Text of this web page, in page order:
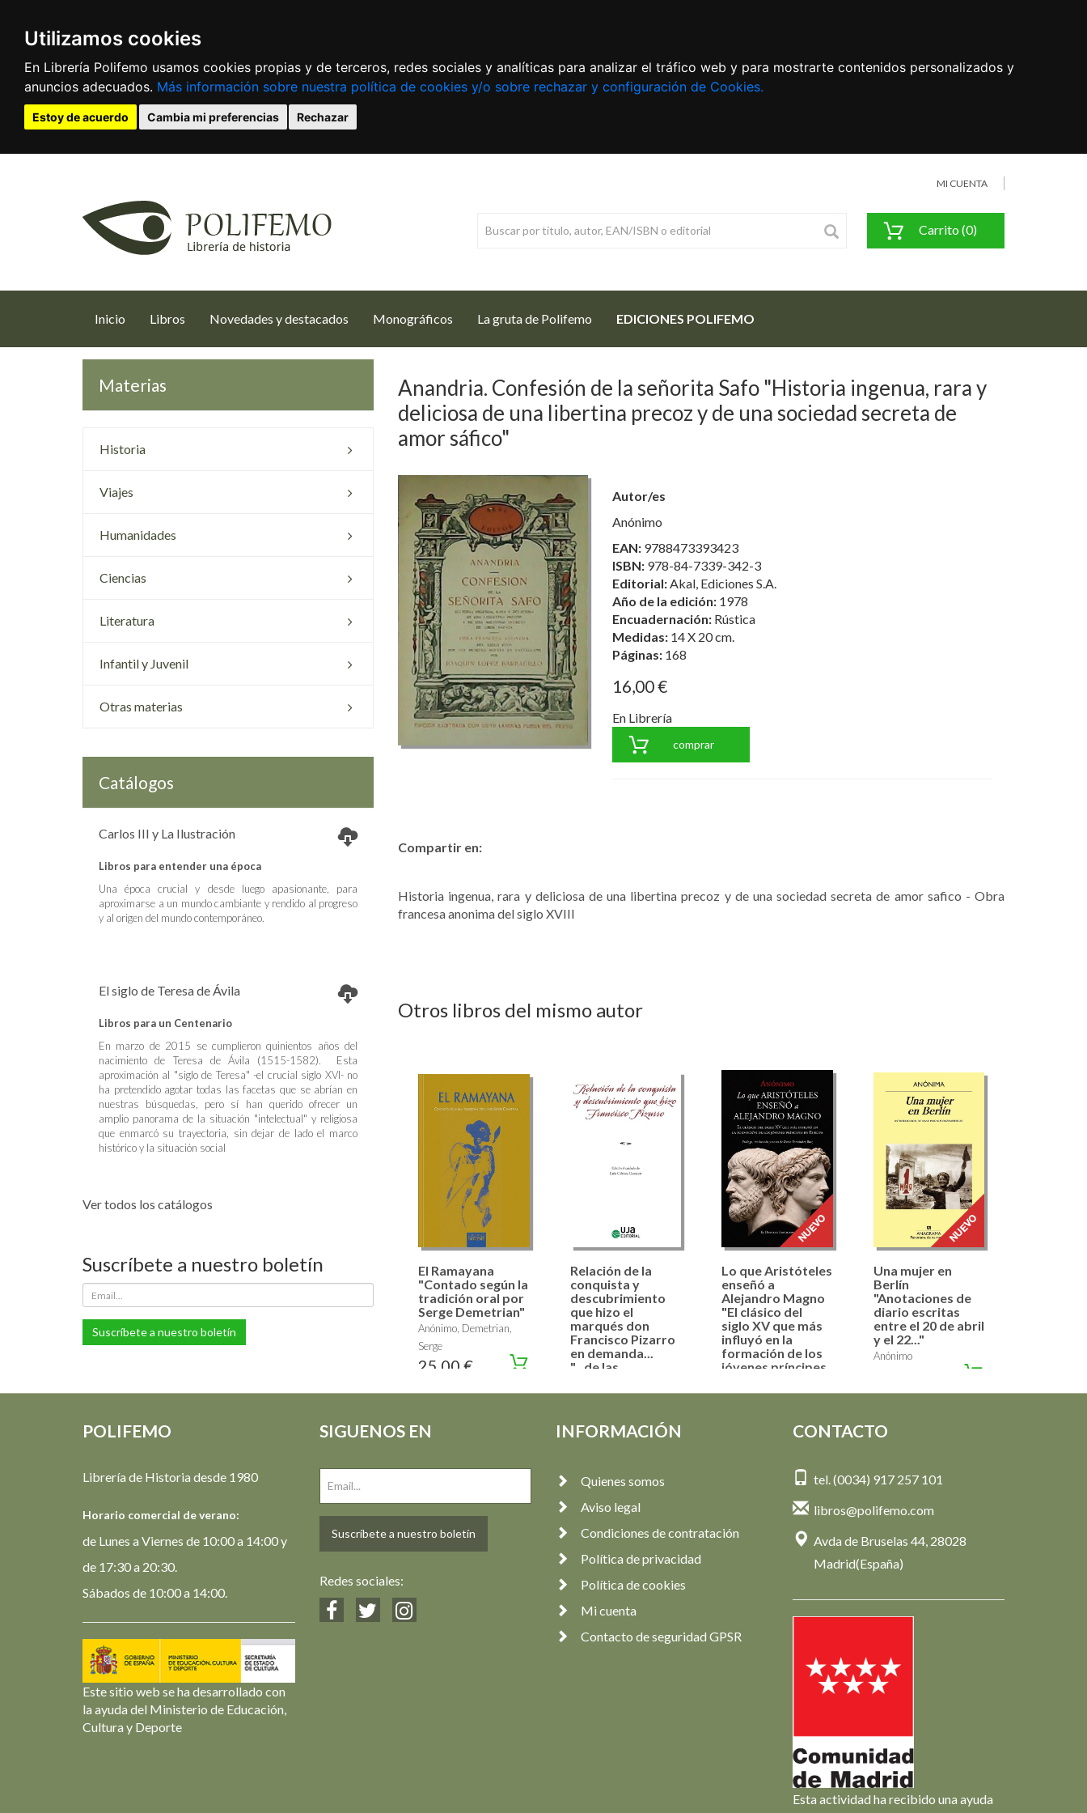
Utilizamos cookies
En Librería Polifemo usamos cookies propias y de terceros, redes sociales y analíticas para analizar el tráfico web y para mostrarte contenidos personalizados y
anuncios adecuados. Más información sobre nuestra política de cookies y/o sobre rechazar y configuración de Cookies.
Estoy de acuerdo Cambia mi preferencias Rechazar
MI CUENTA
Carrito (0)
Inicio (current)
Libros Novedades y destacados Monográficos La gruta de Polifemo EDICIONES POLIFEMO
Materias
Historia
Viajes
Humanidades
Ciencias
Literatura
Infantil y Juvenil
Otras materias
Catálogos
Carlos III y La Ilustración
Libros para entender una época
Una época crucial y desde luego apasionante, para
aproximarse a un mundo cambiante y rendido al progreso
y al origen del mundo contemporáneo.
El siglo de Teresa de Ávila
Libros para un Centenario
En marzo de 2015 se cumplieron quinientos años del
nacimiento de Teresa de Ávila (1515-1582). Esta
aproximación al "siglo de Teresa" -el crucial siglo XVI- no
ha pretendido agotar todas las facetas que se abrían en
nuestras búsquedas, pero sí han querido ofrecer un
amplio panorama de la situación "intelectual" y religiosa
que enmarcó su trayectoria, sin dejar de lado el marco
histórico y la situación social
Ver todos los catálogos
Suscríbete a nuestro boletín
Suscríbete a nuestro boletín
Anandria. Confesión de la señorita Safo "Historia ingenua, rara y
deliciosa de una libertina precoz y de una sociedad secreta de
amor sáfico"
Autor/es
Anónimo
EAN: 9788473393423
ISBN: 978-84-7339-342-3
Editorial:Akal, Ediciones S.A.
Año de la edición: 1978
Encuadernación: Rústica
Medidas: 14 X 20 cm.
Páginas: 168
16,00 €
En Librería
comprar
Compartir en:
Historia ingenua, rara y deliciosa de una libertina precoz y de una sociedad secreta de amor safico - Obra
francesa anonima del siglo XVIII
Otros libros del mismo autor
El Ramayana
"Contado según la
tradición oral por
Serge Demetrian"
Anónimo, Demetrian,
Serge
25,00 €
Relación de la
conquista y
descubrimiento
que hizo el
marqués don
Francisco Pizarro
en demanda...
"...de las
reinos que agora
Castilla"
Anónimo
Lo que Aristóteles
enseñó a
Alejandro Magno
"El clásico del
siglo XV que más
influyó en la
formación de los
jóvenes príncipes
Anónimo
Una mujer en
Berlín
"Anotaciones de
diario escritas
entre el 20 de abril
y el 22..."
Anónimo
POLIFEMO
Librería de Historia desde 1980
Horario comercial de verano:
de Lunes a Viernes de 10:00 a 14:00 y
de 17:30 a 20:30.
Sábados de 10:00 a 14:00.
Este sitio web se ha desarrollado con
la ayuda del Ministerio de Educación,
Cultura y Deporte
SIGUENOS EN
Suscríbete a nuestro boletín
Redes sociales:
INFORMACIÓN
Quienes somos
Aviso legal
Condiciones de contratación
Política de privacidad
Política de cookies
Mi cuenta
Contacto de seguridad GPSR
CONTACTO
tel. (0034) 917 257 101
libros@polifemo.com
Avda de Bruselas 44, 28028
Madrid(España)
Esta actividad ha recibido una ayuda